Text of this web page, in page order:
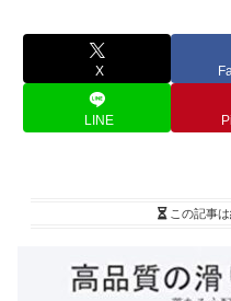
X
LINE
この記事は